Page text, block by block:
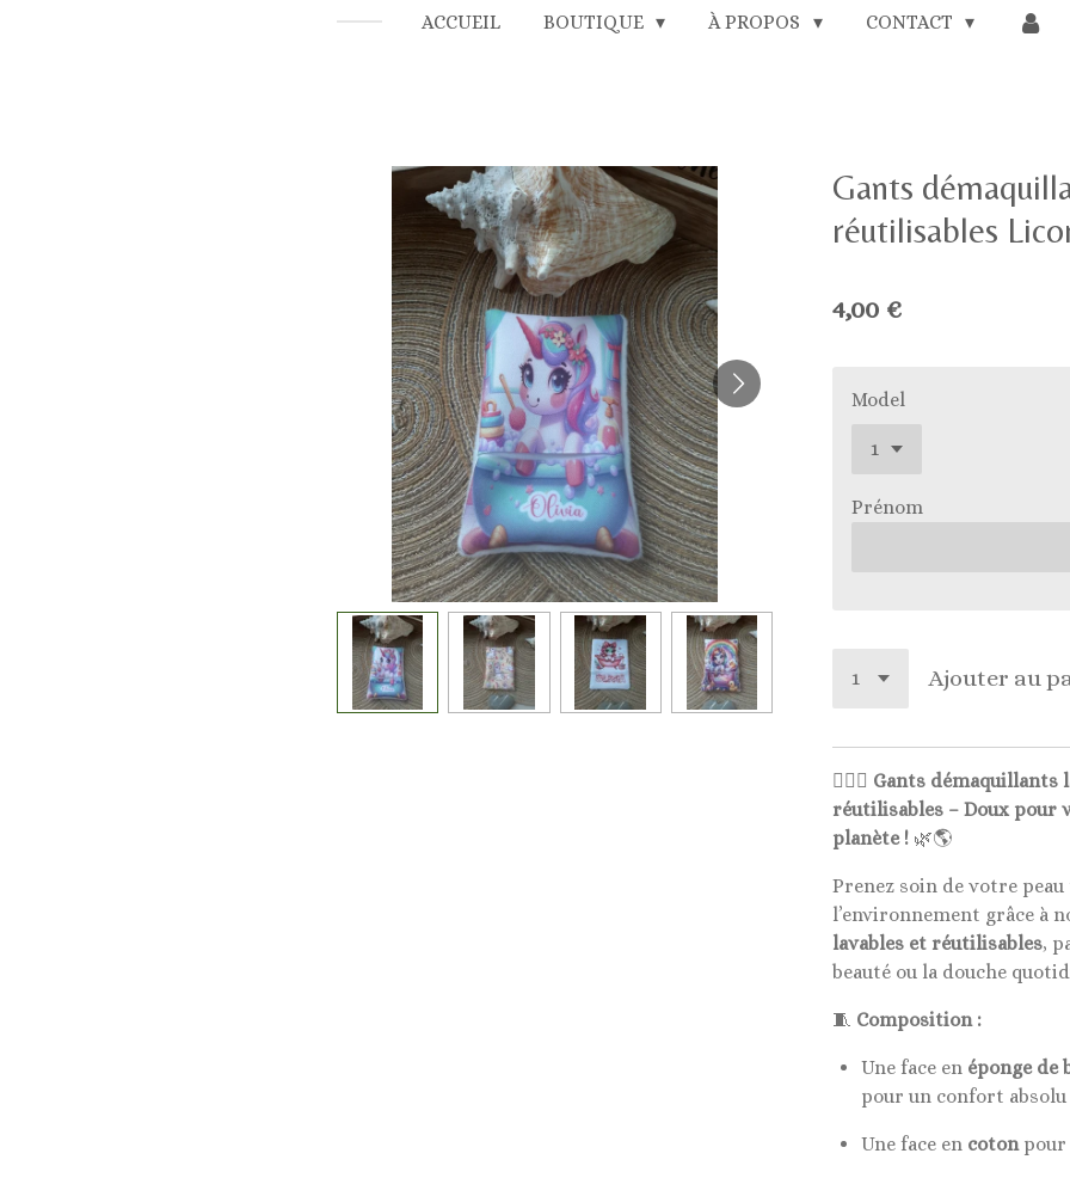
ACCUEIL BOUTIQUE À PROPOS CONTACT
Gants
réutilisables
4,00 €
Model
Prénom
Ajouter au
🧖‍♀️✨ Gants démaquillants
réutilisables – Doux pour
planète ! 🌿🌎
Prenez soin de votre
l’environnement grâce à
lavables et réutilisables,
beauté ou la douche
🧵 Composition :
Une face en éponge de
pour un confort absolu
Une face en coton pour